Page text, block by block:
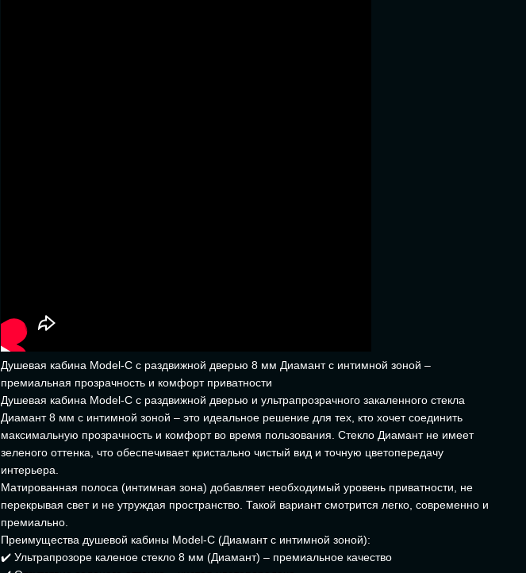
Душевая кабина Model-C с раздвижной дверью 8 мм Диамант с интимной зоной –
премиальная прозрачность и комфорт приватности
Душевая кабина Model-C с раздвижной дверью и ультрапрозрачного закаленного стекла
Диамант 8 мм с интимной зоной – это идеальное решение для тех, кто хочет соединить
максимальную прозрачность и комфорт во время пользования. Стекло Диамант не имеет
зеленого оттенка, что обеспечивает кристально чистый вид и точную цветопередачу
интерьера.
Матированная полоса (интимная зона) добавляет необходимый уровень приватности, не
перекрывая свет и не утруждая пространство. Такой вариант смотрится легко, современно и
премиально.
Преимущества душевой кабины Model-C (Диамант с интимной зоной):
✔️ Ультрапрозоре каленое стекло 8 мм (Диамант) – премиальное качество